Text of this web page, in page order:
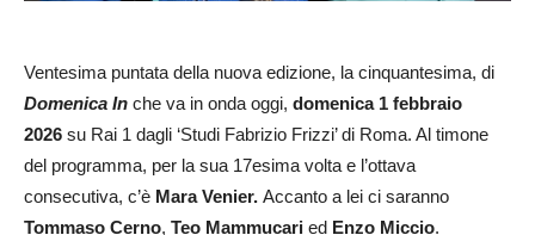
Ventesima puntata della nuova edizione, la cinquantesima, di
Domenica In che va in onda oggi, domenica 1 febbraio
2026 su Rai 1 dagli ‘Studi Fabrizio Frizzi’ di Roma. Al timone
del programma, per la sua 17esima volta e l’ottava
consecutiva, c’è Mara Venier. Accanto a lei ci saranno
Tommaso Cerno, Teo Mammucari ed Enzo Miccio.